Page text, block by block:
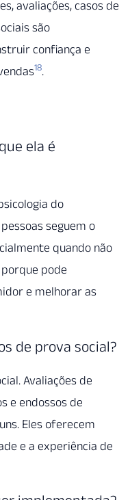
avaliações, casos de
são
confiança e
18.
ela é
do
seguem o
quando não
pode
e melhorar as
de prova social?
Avaliações de
e endossos de
Eles oferecem
e a experiência de